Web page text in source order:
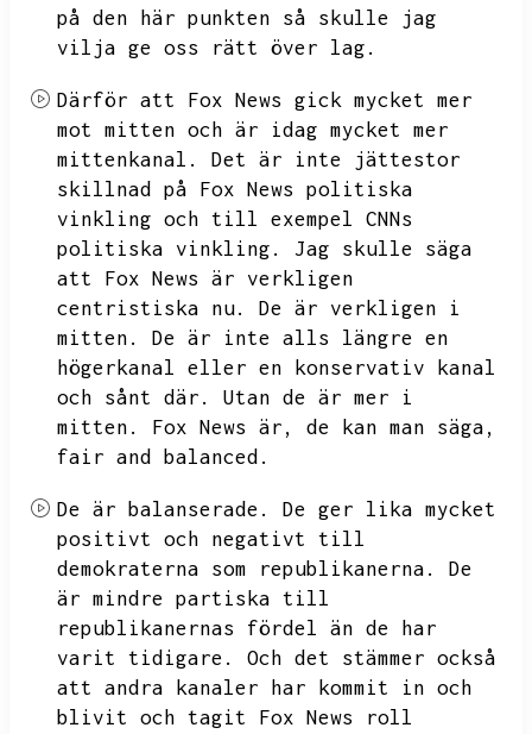
på den här punkten så skulle jag
vilja ge oss rätt över lag.
Därför att Fox News gick mycket mer
mot mitten och är idag mycket mer
mittenkanal.
Det är inte jättestor
skillnad på Fox News politiska
vinkling och till exempel CNNs
politiska vinkling.
Jag skulle säga
att Fox News är verkligen
centristiska nu.
De är verkligen i
mitten.
De är inte alls längre en
högerkanal eller en konservativ kanal
och sånt där.
Utan de är mer i
mitten.
Fox News är,
de kan man säga,
fair and balanced.
De är balanserade.
De ger lika mycket
positivt och negativt till
demokraterna som republikanerna.
De
är mindre partiska till
republikanernas fördel än de har
varit tidigare.
Och det stämmer också
att andra kanaler har kommit in och
blivit och tagit Fox News roll